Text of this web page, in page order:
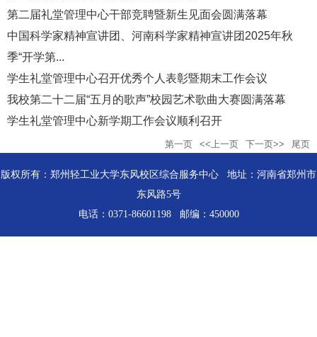
第二届礼堂管理中心干部竞聘暨新生见面会圆满落幕
中国科学家精神宣讲团、河南科学家精神宣讲团2025年秋
季“开学第...
学生礼堂管理中心召开优秀个人表彰暨期末工作会议
我校第二十二届“五月的歌声”校园艺术歌曲大赛圆满落幕
学生礼堂管理中心新学期工作会议顺利召开
第一页 <<上一页 下一页>> 尾页
版权所有：郑州轻工业大学东风校区综合服务中心 地址：河南省郑州市
东风路5号
电话：0371-86601198 邮编：450000